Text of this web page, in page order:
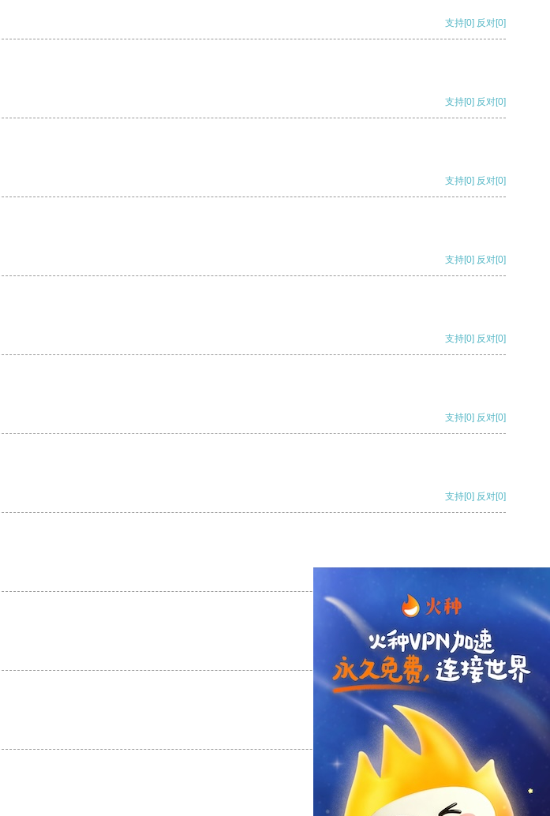
支持[0] 反对[0]
支持[0] 反对[0]
支持[0] 反对[0]
支持[0] 反对[0]
支持[0] 反对[0]
支持[0] 反对[0]
支持[0] 反对[0]
支持 [0] 反对 [0]
支持